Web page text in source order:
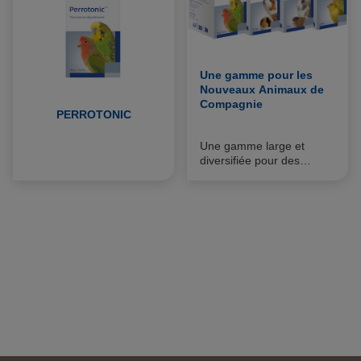
PERROTONIC
Une gamme pour les
Nouveaux Animaux de
Compagnie
Une gamme large et
diversifiée pour des